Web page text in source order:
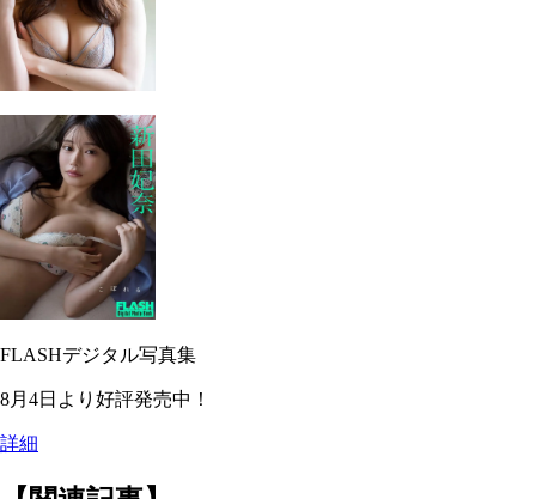
FLASHデジタル写真集
8月4日より好評発売中！
詳細